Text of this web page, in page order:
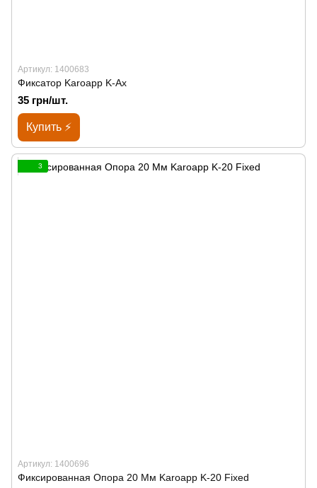
Артикул: 1400683
Фиксатор Karoapp K-Ax
35 грн/шт.
Купить ⚡
3
Артикул: 1400696
Фиксированная Опора 20 Мм Karoapp K-20 Fixed